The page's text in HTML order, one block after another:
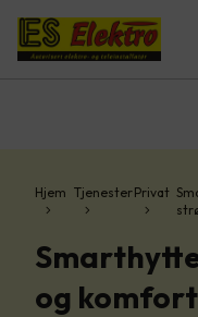
Hjem TjenesterPrivat
og